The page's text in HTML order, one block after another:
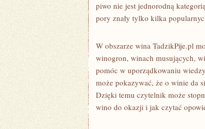
piwo nie jest jednorodną
pory znały tylko kilka
W obszarze wina TadzikPije.pl
winogron, winach musujących,
pomóc w uporządkowaniu
może pokazywać, że o winie da
Dzięki temu czytelnik może
wino do okazji i jak czytać